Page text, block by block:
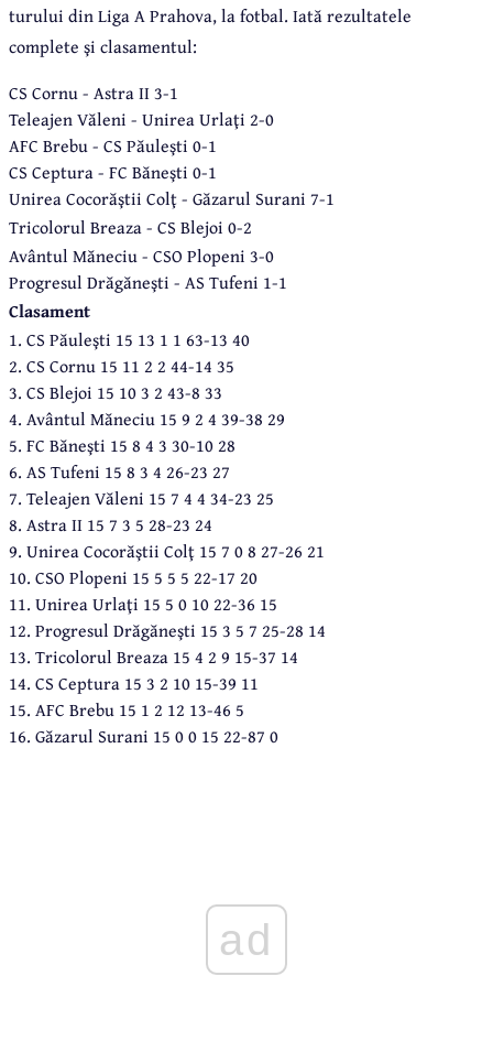
turului din Liga A Prahova, la fotbal. Iată rezultatele
complete şi clasamentul:
CS Cornu - Astra II 3-1
Teleajen Văleni - Unirea Urlaţi 2-0
AFC Brebu - CS Păuleşti 0-1
CS Ceptura - FC Băneşti 0-1
Unirea Cocorăştii Colţ - Găzarul Surani 7-1
Tricolorul Breaza - CS Blejoi 0-2
Avântul Măneciu - CSO Plopeni 3-0
Progresul Drăgăneşti - AS Tufeni 1-1
Clasament
1. CS Păuleşti 15 13 1 1 63-13 40
2. CS Cornu 15 11 2 2 44-14 35
3. CS Blejoi 15 10 3 2 43-8 33
4. Avântul Măneciu 15 9 2 4 39-38 29
5. FC Băneşti 15 8 4 3 30-10 28
6. AS Tufeni 15 8 3 4 26-23 27
7. Teleajen Văleni 15 7 4 4 34-23 25
8. Astra II 15 7 3 5 28-23 24
9. Unirea Cocorăştii Colţ 15 7 0 8 27-26 21
10. CSO Plopeni 15 5 5 5 22-17 20
11. Unirea Urlaţi 15 5 0 10 22-36 15
12. Progresul Drăgăneşti 15 3 5 7 25-28 14
13. Tricolorul Breaza 15 4 2 9 15-37 14
14. CS Ceptura 15 3 2 10 15-39 11
15. AFC Brebu 15 1 2 12 13-46 5
16. Găzarul Surani 15 0 0 15 22-87 0
ad